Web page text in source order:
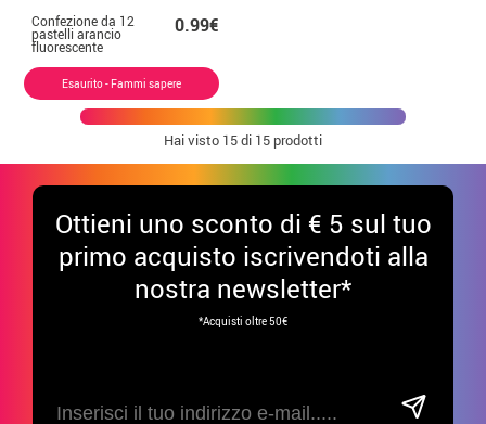
Confezione da 12
pastelli arancio
fluorescente
0.99€
Esaurito - Fammi sapere
Hai visto 15di 15 prodotti
Ottieni uno sconto di € 5 sul tuo
primo acquisto iscrivendoti alla
nostra newsletter*
*Acquisti oltre 50€